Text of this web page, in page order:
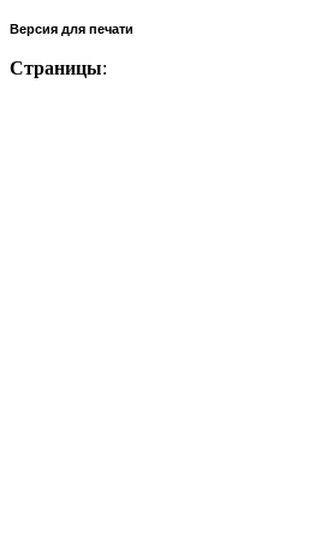
Версия для печати
Страницы: